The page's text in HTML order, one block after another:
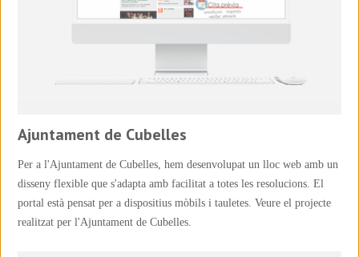
Ajuntament de Cubelles
Per a l'Ajuntament de Cubelles, hem desenvolupat un lloc web amb un
disseny flexible que s'adapta amb facilitat a totes les resolucions. El
portal està pensat per a dispositius mòbils i tauletes. Veure el projecte
realitzat per l'Ajuntament de Cubelles.